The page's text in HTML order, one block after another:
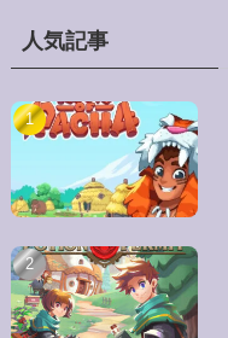
人気記事